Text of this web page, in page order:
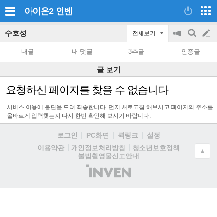
아이온2 인벤
수호성 전체보기
공
on/off
검
색
글
쓰
기
내글 내 댓글 3추글 인증글
글 보기
요청하신 페이지를 찾을 수 없습니다.
서비스 이용에 불편을 드려 죄송합니다. 먼저 새로고침 해보시고 페이지의 주소를
올바르게 입력했는지 다시 한번 확인해 보시기 바랍니다.
로그인 PC화면 퀵링크
설정
이용약관
개인정보처리방침
청소년보호정책
불법촬영물신고안내
(주)
인
▲